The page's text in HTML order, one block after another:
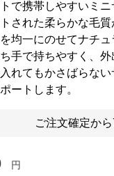
で携帯しやすいミ
された柔らかな毛
均一にのせてナチ
手で持ちやすく、外
れてもかさばらな
ートします。
ご注文確定か
円